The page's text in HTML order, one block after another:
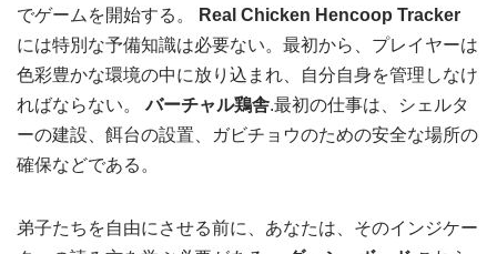
でゲームを開始する。
Real Chicken Hencoop Tracker
には特別な予備知識は必要ない。最初から、プレイヤーは
色彩豊かな環境の中に放り込まれ、自分自身を管理しなけ
ればならない。バーチャル鶏舎.最初の仕事は、シェルタ
ーの建設、餌台の設置、ガビチョウのための安全な場所の
確保などである。
弟子たちを自由にさせる前に、あなたは、そのインジケー